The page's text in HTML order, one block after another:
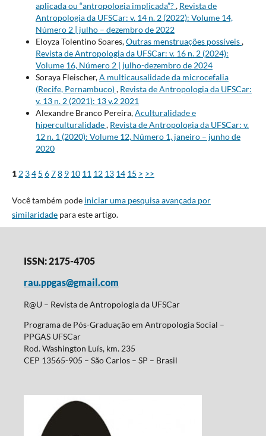
aplicada ou “antropologia implicada”?, Revista de
Antropologia da UFSCar: v. 14 n. 2 (2022): Volume 14,
Número 2 | julho – dezembro de 2022
Eloyza Tolentino Soares,Outras menstruações possíveis,
Revista de Antropologia da UFSCar: v. 16 n. 2 (2024):
Volume 16, Número 2 | julho-dezembro de 2024
Soraya Fleischer,A multicausalidade da microcefalia
(Recife, Pernambuco), Revista de Antropologia da UFSCar:
v. 13 n. 2 (2021): 13 v.2 2021
Alexandre Branco Pereira,Aculturalidade e
hiperculturalidade, Revista de Antropologia da UFSCar: v.
12 n. 1 (2020): Volume 12, Número 1, janeiro – junho de
2020
12 34 5 678 9 10 11 12 13 14 15 > >>
Você também pode iniciar uma pesquisa avançada por
similaridadepara este artigo.
ISSN: 2175-4705
rau.ppgas@gmail.com
R@U – Revista de Antropologia da UFSCar
Programa de Pós-Graduação em Antropologia Social –
PPGAS UFSCar
Rod. Washington Luís, km. 235
CEP 13565-905 – São Carlos – SP – Brasil